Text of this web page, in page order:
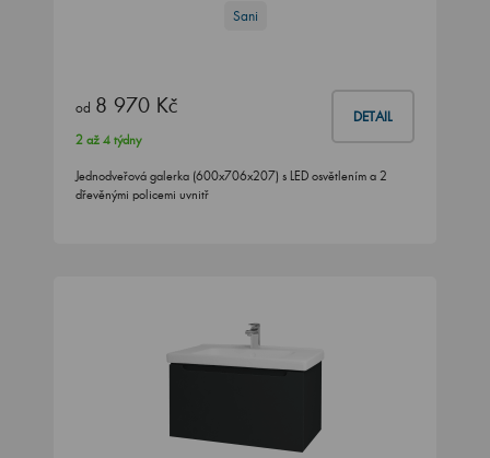
Sani
od 8 970 Kč DETAIL
2 až 4 týdny
Jednodveřová galerka (600x706x207) s LED osvětlením a 2
dřevěnými policemi uvnitř